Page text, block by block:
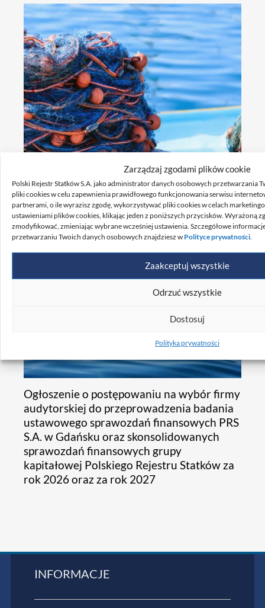
Zarządzaj zgodami plików cookie
Polski Rejestr Statków S.A. jako administrator danych osobowych przetwarzania
pliki cookies w celu zapewnienia prawidłowego funkcjonowania serwisu
partnerami, o ile wyrazisz zgodę, wykorzystywać pliki cookies w celach
ustawieniami plików cookies, klikając jeden z poniższych przycisków. Wyrażoną
zmodyfikować, zmieniając wybrane wcześniej ustawienia. Szczegółowe
przetwarzaniu Twoich danych osobowych znajdziesz w Polityce prywatności
Zaakceptuj wszystkie
Odrzuć wszystkie
Dostosuj
Polityka prywatności
Najważniejsze postanowienia 12. sesji
Podkomitetu ds. implementacji
instrumentów IMO (IMO III)
Ogłoszenie o postępowaniu na wybór firmy
audytorskiej do przeprowadzenia badania
ustawowego sprawozdań finansowych PRS
S.A. w Gdańsku oraz skonsolidowanych
sprawozdań finansowych grupy
kapitałowej Polskiego Rejestru Statków za
rok 2026 oraz za rok 2027
INFORMACJE